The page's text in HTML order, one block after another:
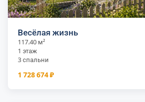
Весёлая жизнь
117.40 м²
1 этаж
3 спальни
1 728 674 ₽